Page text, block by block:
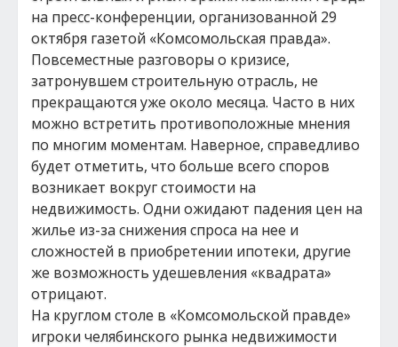
на пресс-конференции, организованной 29
октября газетой «Комсомольская правда».
Повсеместные разговоры о кризисе,
затронувшем строительную отрасль, не
прекращаются уже около месяца. Часто в них
можно встретить противоположные мнения
по многим моментам. Наверное, справедливо
будет отметить, что больше всего споров
возникает вокруг стоимости на
недвижимость. Одни ожидают падения цен на
жилье из-за снижения спроса на нее и
сложностей в приобретении ипотеки, другие
же возможность удешевления «квадрата»
отрицают.
На круглом столе в «Комсомольской правде»
игроки челябинского рынка недвижимости